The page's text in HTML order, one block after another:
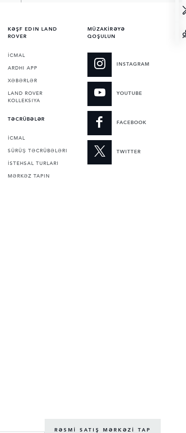
KƏŞF EDIN LAND
ROVER
İCMAL
ARDHI APP
XƏBƏRLƏR
LAND ROVER
KOLLEKSIYA
TƏCRÜBƏLƏR
İCMAL
SÜRÜŞ TƏCRÜBƏLƏRI
İSTEHSAL TURLARI
MƏRKƏZ TAPIN
MÜZAKİRƏYƏ
QOŞULUN
INSTAGRAM
YOUTUBE
FACEBOOK
TWITTER
RƏSMI SATIŞ MƏRKƏZI TAP